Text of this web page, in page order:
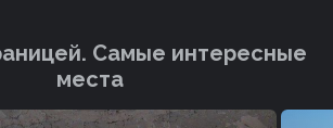
Cамые интересные
места